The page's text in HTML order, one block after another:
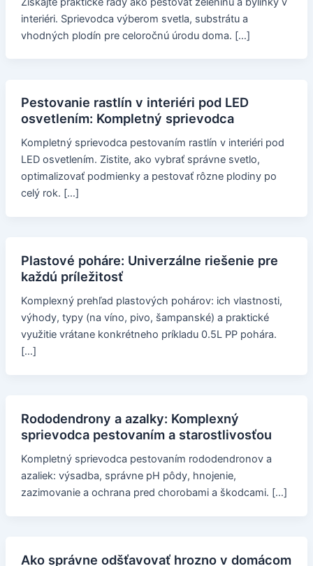
interiéri. Sprievodca výberom svetla, substrátu a
vhodných plodín pre celoročnú úrodu doma. […]
Pestovanie rastlín v interiéri pod LED
osvetlením: Kompletný sprievodca
Kompletný sprievodca pestovaním rastlín v interiéri pod
LED osvetlením. Zistite, ako vybrať správne svetlo,
optimalizovať podmienky a pestovať rôzne plodiny po
celý rok. […]
Plastové poháre: Univerzálne riešenie pre
každú príležitosť
Komplexný prehľad plastových pohárov: ich vlastnosti,
výhody, typy (na víno, pivo, šampanské) a praktické
využitie vrátane konkrétneho príkladu 0.5L PP pohára.
[…]
Rododendrony a azalky: Komplexný
sprievodca pestovaním a starostlivosťou
Kompletný sprievodca pestovaním rododendronov a
azaliek: výsadba, správne pH pôdy, hnojenie,
zazimovanie a ochrana pred chorobami a škodcami. […]
Ako správne odšťavovať hrozno v domácom